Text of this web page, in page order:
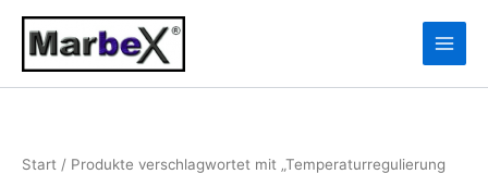
Zum
Inhalt
springen
Start / Produkte verschlagwortet mit „Temperaturregulierung